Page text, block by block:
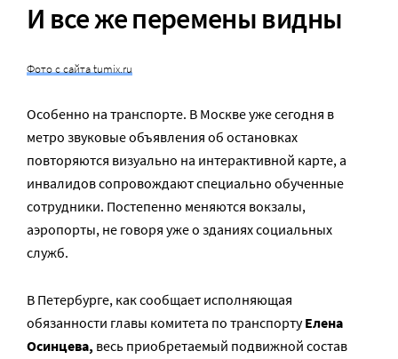
И все же перемены видны
Фото с сайта tumix.ru
Особенно на транспорте. В Москве уже сегодня в
метро звуковые объявления об остановках
повторяются визуально на интерактивной карте, а
инвалидов сопровождают специально обученные
сотрудники. Постепенно меняются вокзалы,
аэропорты, не говоря уже о зданиях социальных
служб.
В Петербурге, как сообщает исполняющая
обязанности главы комитета по транспортуЕлена
Осинцева, весь приобретаемый подвижной состав